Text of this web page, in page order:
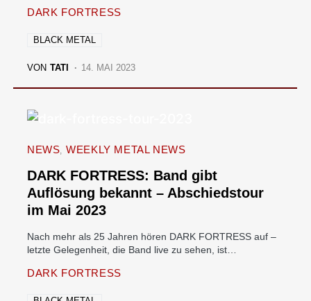
DARK FORTRESS
BLACK METAL
VON TATI 14. MAI 2023
NEWS WEEKLY METAL NEWS
DARK FORTRESS: Band gibt
Auflösung bekannt – Abschiedstour
im Mai 2023
Nach mehr als 25 Jahren hören DARK FORTRESS auf –
letzte Gelegenheit, die Band live zu sehen, ist…
DARK FORTRESS